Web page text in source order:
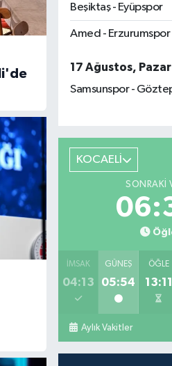
Beşiktaş - Eyüpspor
Amed - Erzurumspor
17 Ağustos,
Samsunspor -
KOCAELİ
SONRAKI
İMSAK
04:13
GÜNEŞ
05:54
ÖĞLE
13:11
Aylık Vakitler